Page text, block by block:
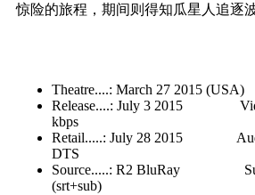
惊险的旅程，期间则得知瓜星人追
Theatre....: March 27 2015
Release....: July 3 2015
kbps
Retail.....: July 28 2015
DTS
Source.....: R2 BluRay
(srt+sub)